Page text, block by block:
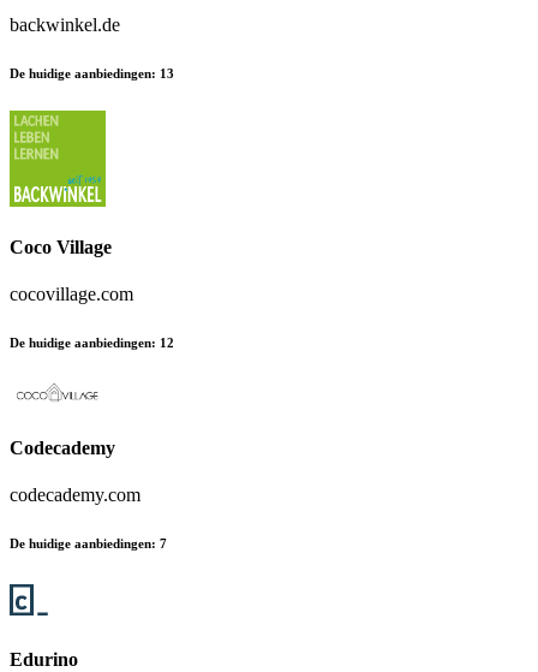
backwinkel.de
De huidige aanbiedingen: 13
Coco Village
cocovillage.com
De huidige aanbiedingen: 12
Codecademy
codecademy.com
De huidige aanbiedingen: 7
Edurino